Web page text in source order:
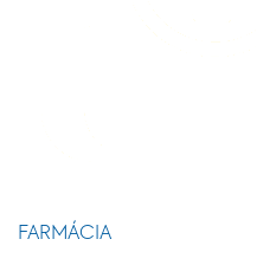
FARMÁCIA